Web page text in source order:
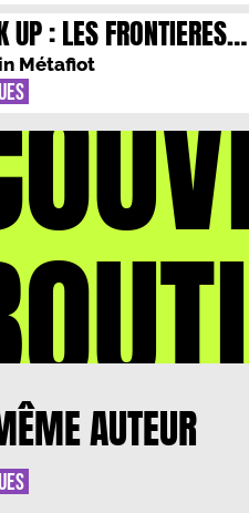
UP : LES FRONTIERES
Métafiot
AUTEUR